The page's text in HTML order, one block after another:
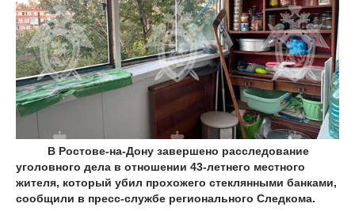
В Ростове-на-Дону завершено расследование
уголовного дела в отношении 43-летнего местного
жителя, который убил прохожего стеклянными банками,
сообщили в пресс-службе регионального Следкома.